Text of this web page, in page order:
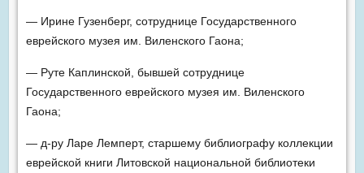
— Ирине Гузенберг, сотруднице Государственного
еврейского музея им. Виленского Гаона;
— Руте Каплинской, бывшей сотруднице
Государственного еврейского музея им. Виленского
Гаона;
— д-ру Ларе Лемперт, старшему библиографу коллекции
еврейской книги Литовской национальной библиотеки